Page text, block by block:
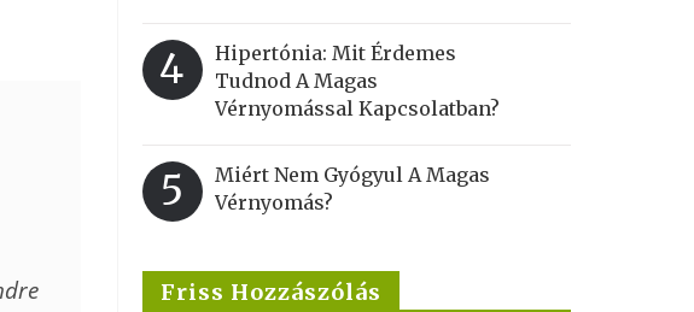
4
Hipertónia: Mit Érdemes
Tudnod A Magas
Vérnyomással Kapcsolatban?
5
Miért Nem Gyógyul A Magas
Vérnyomás?
Friss Hozzászólás